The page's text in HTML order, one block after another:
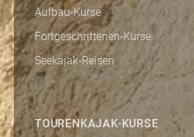
Aufbau-Kurse
Fortgeschrittenen-Kurse
Seekajak-Reisen
TOURENKAJAK-KURSE